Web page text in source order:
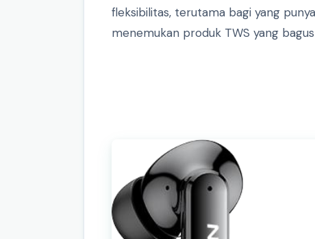
fleksibilitas, terutama bagi yang
menemukan produk TWS yang